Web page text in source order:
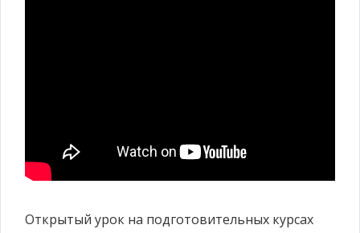
Открытый урок на подготовительных курсах